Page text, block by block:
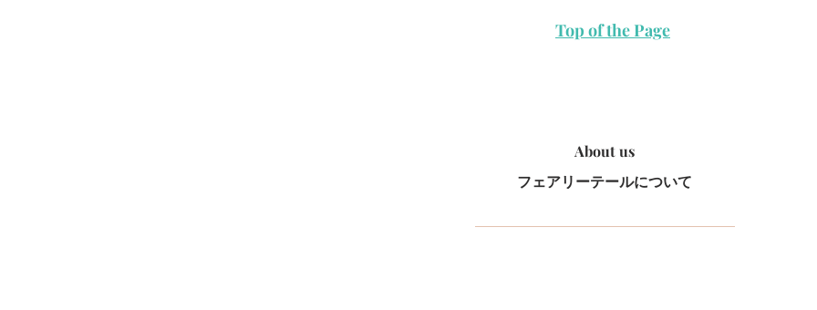
Top of the Page
About us
​フェアリーテールについて